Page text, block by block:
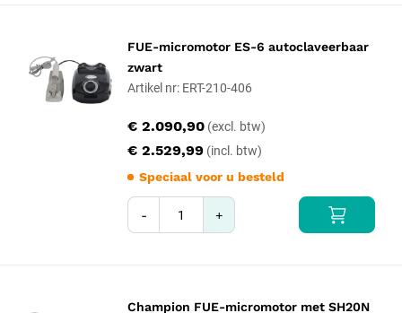
FUE-micromotor ES-6 autoclaveerbaar
zwart
Artikel nr: ERT-210-406
€ 2.529,99
€ 2.090,90
Speciaal voor u besteld
- +
Champion FUE-micromotor met SH20N